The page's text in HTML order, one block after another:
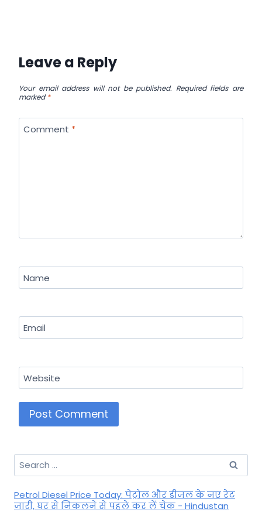
Leave a Reply
Your email address will not be published. Required fields are
marked*
Comment *
Name
Email
Website
Search
for:
Petrol Diesel Price Today: पेट्रोल और डीजल के नए रेट
जारी, घर से निकलने से पहले कर लें चेक - Hindustan